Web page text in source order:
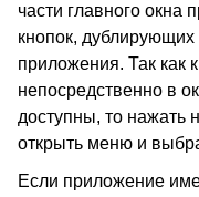
части главного окна
кнопок,
приложения. Так как
непосредственно в
доступны, то нажать
открыть меню и
Если приложение